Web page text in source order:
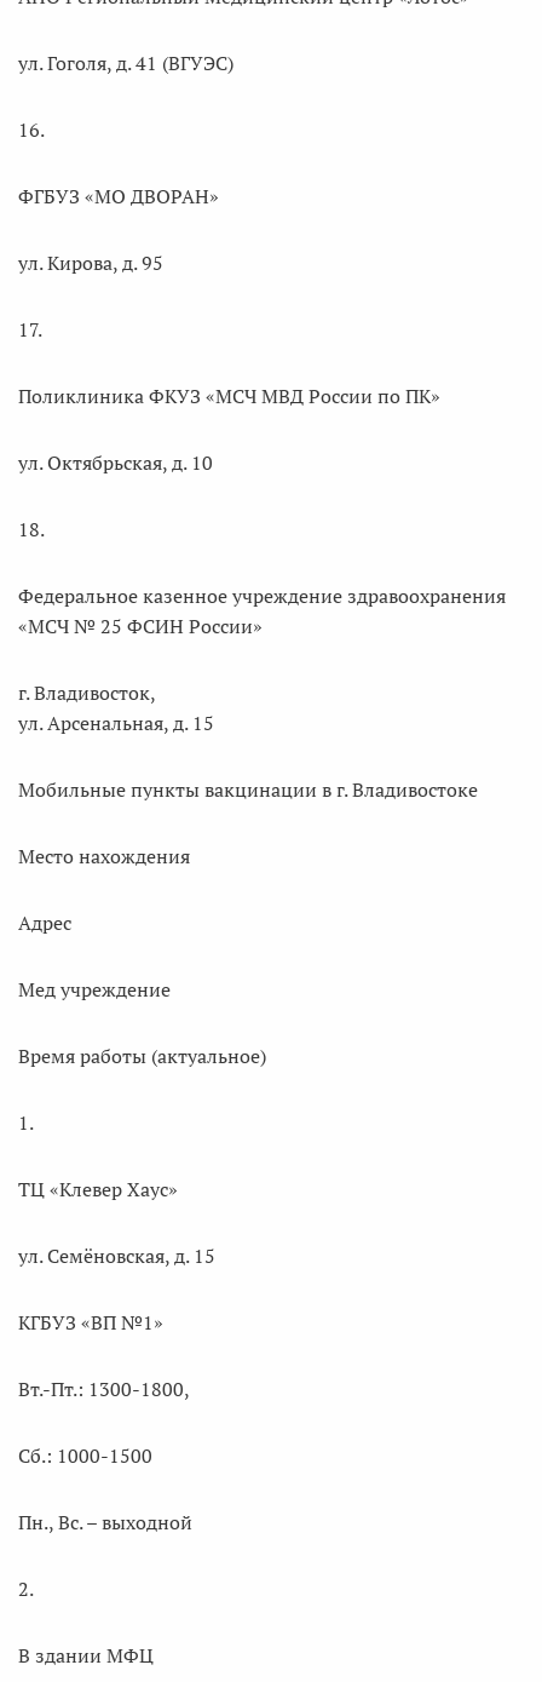
ул. Гоголя, д. 41 (ВГУЭС)
16.
ФГБУЗ «МО ДВОРАН»
ул. Кирова, д. 95
17.
Поликлиника ФКУЗ «МСЧ МВД России по ПК»
ул. Октябрьская, д. 10
18.
Федеральное казенное учреждение здравоохранения
«МСЧ № 25 ФСИН России»
г. Владивосток,
ул. Арсенальная, д. 15
Мобильные пункты вакцинации в г. Владивостоке
Место нахождения
Адрес
Мед учреждение
Время работы (актуальное)
1.
ТЦ «Клевер Хаус»
ул. Семёновская, д. 15
КГБУЗ «ВП №1»
Вт.-Пт.: 1300-1800,
Сб.: 1000-1500
Пн., Вс. – выходной
2.
В здании МФЦ